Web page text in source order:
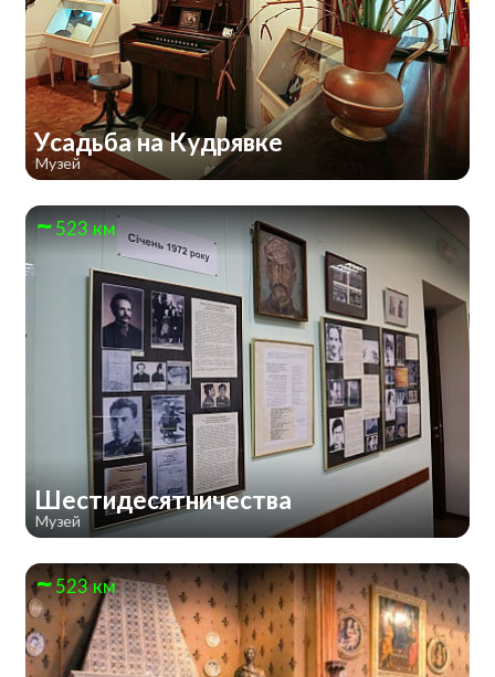
Усадьба на Кудрявке
Музей
523 км
Шестидесятничества
Музей
523 км